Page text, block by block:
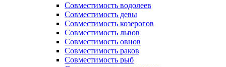
Совместимость водолеев
Совместимость девы
Совместимость козерогов
Совместимость львов
Совместимость овнов
Совместимость раков
Совместимость рыб